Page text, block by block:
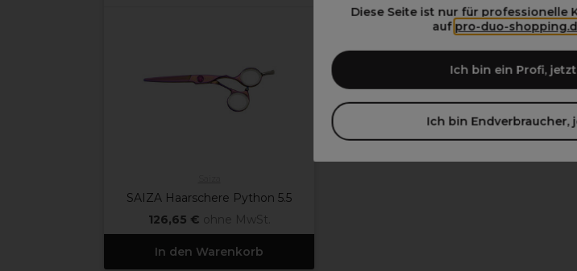
Diese Seite ist nur für professionelle
auf pro-duo-
Ich bin ein Profi,
Ich bin Endverbraucher,
SAIZA Haarschere Python 5.5
126,65 € ohne MwSt.
In den Warenkorb